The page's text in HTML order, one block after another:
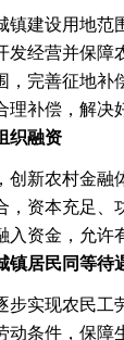
镇建设用地
发经营并保
，完善征地
理补偿，解
织融资
创新农村金
，资本充足
入资金，允
镇居民同等待
步实现农民
动条件，保